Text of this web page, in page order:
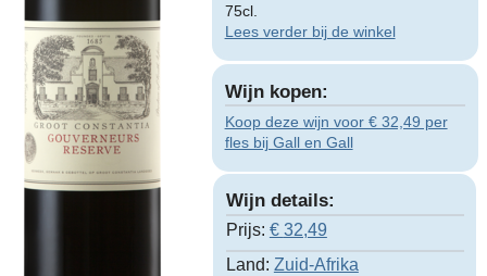
75cl.
Lees verder bij de winkel
Wijn kopen:
Koop deze wijn voor € 32,49 per
fles bij Gall en Gall
Wijn details:
Prijs: € 32,49
Land: Zuid-Afrika